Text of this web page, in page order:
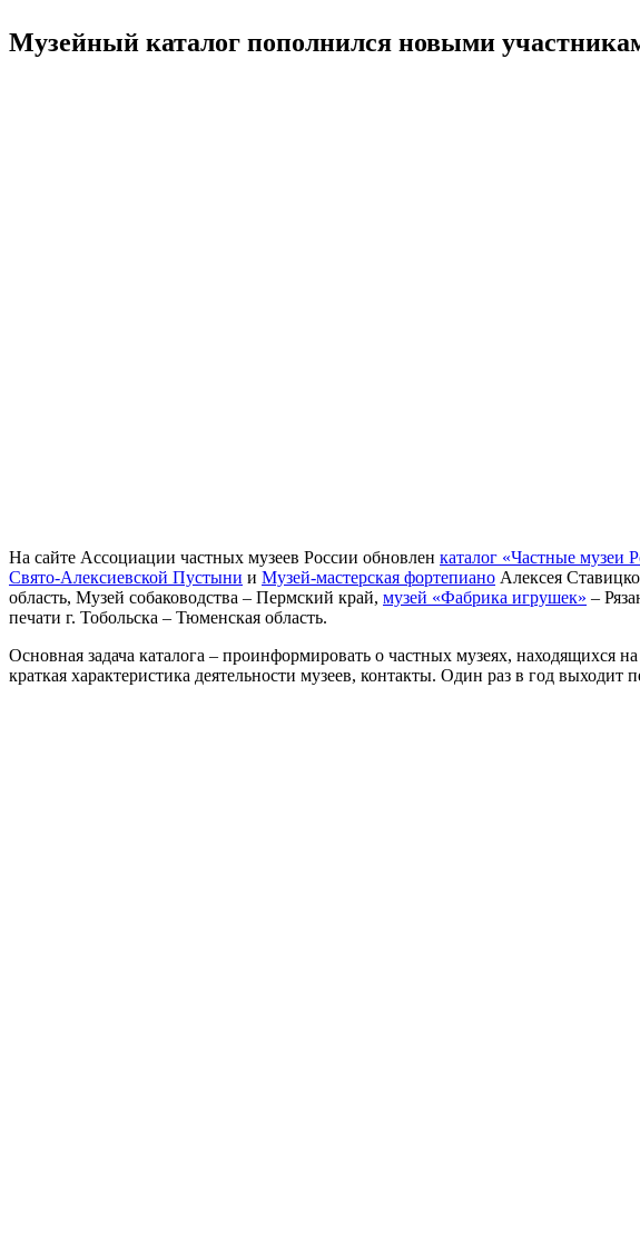
Музейный каталог пополнился новыми
На сайте Ассоциации частных музеев России обновлен каталог «Частные музеи
Свято-Алексиевской Пустыни и Музей-мастерская фортепиано Алексея
область, Музей собаководства – Пермский край, музей «Фабрика игрушек» –
печати г. Тобольска – Тюменская область.
Основная задача каталога – проинформировать о частных музеях,
краткая характеристика деятельности музеев, контакты. Один раз в год выходит